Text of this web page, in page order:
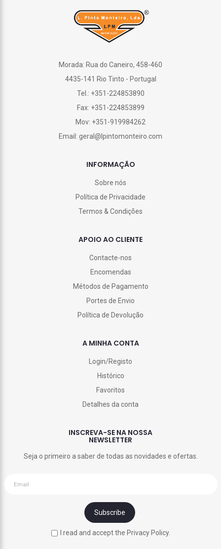
Morada: Rua do Caneiro, 458-460
4435-141 Rio Tinto - Portugal
Tel.: +351-224853890
Fax: +351-224853899
Mov: +351-919984262
Email: geral@lpintomonteiro.com
INFORMAÇÃO
Sobre nós
Política de Privacidade
Termos & Condições
APOIO AO CLIENTE
Contacte-nos
Encomendas
Métodos de Pagamento
Portes de Envio
Política de Devolução
A MINHA CONTA
Login/Registo
Histórico
Favoritos
Detalhes da conta
INSCREVA-SE NA NOSSA
NEWSLETTER
Seja o primeiro a saber de todas as novidades e ofertas.
I read and accept the Privacy Policy.